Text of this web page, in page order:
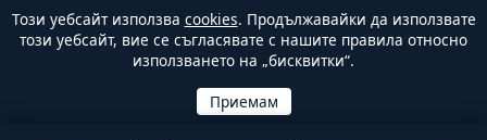
Този уебсайт използва cookies. Продължавайки да използвате
този уебсайт, вие се съгласявате с нашите правила относно
използването на „бисквитки“.